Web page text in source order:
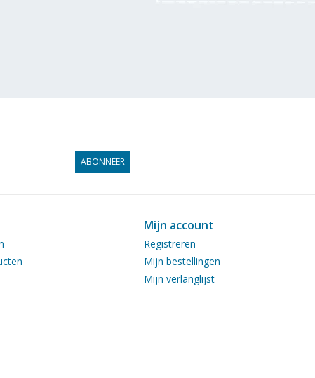
ABONNEER
Mijn account
Registreren
Mijn bestellingen
Mijn verlanglijst